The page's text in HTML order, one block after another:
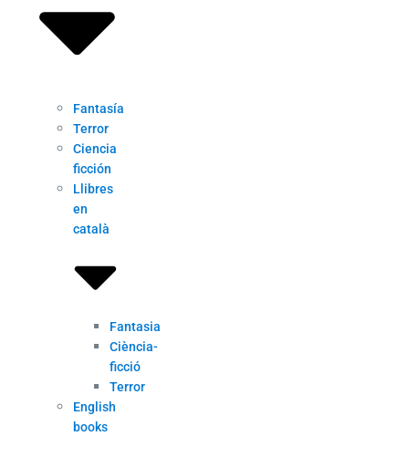
Fantasía
Terror
Ciencia
ficción
Llibres
en
català
Fantasia
Ciència-
ficció
Terror
English
books